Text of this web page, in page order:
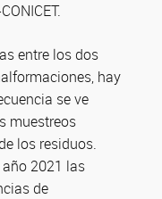
entre los dos
hay
se ve
muestreos
los residuos.
2021 las
de